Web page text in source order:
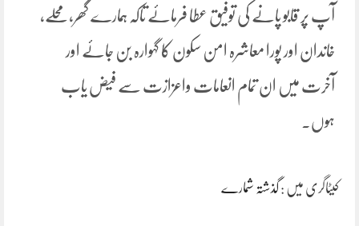
آپ پر قابو پانے کی توفیق عطا فرمائے تاکہ ہمارے گھر، محلے،
خاندان اور پورا معاشرہ امن سکون کا گہوارہ بن جائے اور
آخرت میں ان تمام انعامات واعزازت سے فیض یاب
ہوں۔
کیٹاگری میں : گذشتہ شمارے